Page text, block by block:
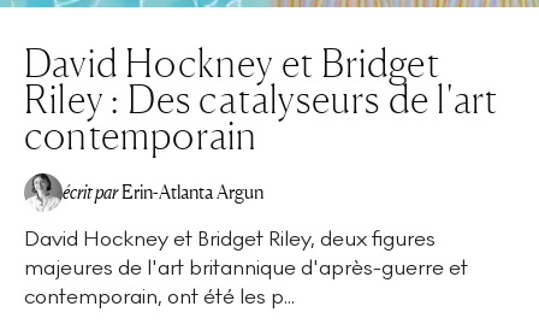
David Hockney et Bridget
Riley : Des catalyseurs de l'art
contemporain
écrit par Erin-Atlanta Argun
David Hockney et Bridget Riley, deux figures
majeures de l'art britannique d'après-guerre et
contemporain, ont été les p...